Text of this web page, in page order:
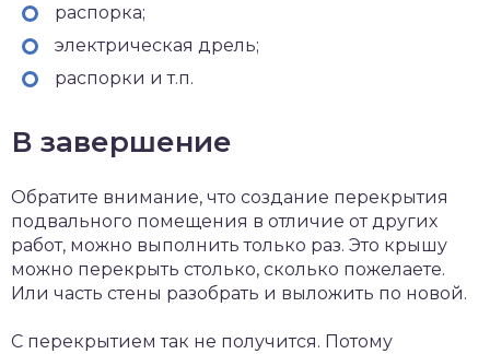
распорка;
электрическая дрель;
распорки и т.п.
В завершение
Обратите внимание, что создание перекрытия
подвального помещения в отличие от других
работ, можно выполнить только раз. Это крышу
можно перекрыть столько, сколько пожелаете.
Или часть стены разобрать и выложить по новой.
С перекрытием так не получится. Потому